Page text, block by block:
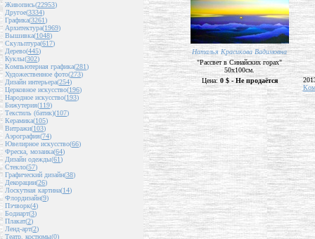
Живопись(22953)
Другое(3334)
Графика(3261)
Архитектура(1969)
Вышивка(1048)
Скульптура(617)
Дерево(445)
Куклы(302)
Компьютерная графика(281)
Художественное фото(273)
Дизайн интерьера(254)
Церковное искусство(196)
Народное искусство(193)
Бижутерия(119)
Текстиль (батик)(107)
Керамика(105)
Витражи(103)
Аэрография(74)
Ювелирное искусство(66)
Фреска, мозаика(64)
Дизайн одежды(61)
Стекло(57)
Графический дизайн(38)
Декорации(26)
Лоскутная картина(14)
Флордизайн(9)
Пэчворк(4)
Бодиарт(3)
Плакат(2)
Ленд-арт(2)
Театр. костюмы(0)
Наталья Красикова Вадимовна
"Рассвет в Синайских горах"
50х100см.
Цена: 0 $ - Не продаётся